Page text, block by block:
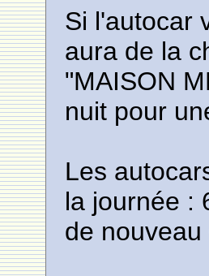
Si l'autocar
aura de la
"MAISON
nuit pour
Les
la journée :
de